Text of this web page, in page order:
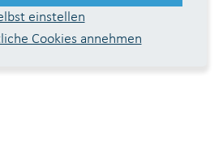
einstellen
Cookies annehmen